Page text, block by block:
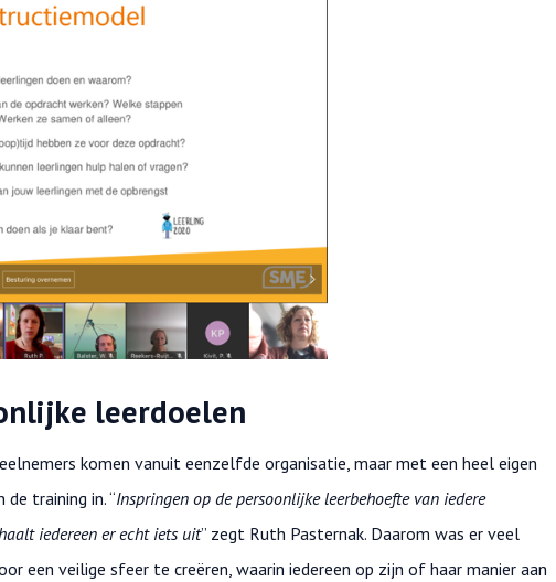
leerdoelen
komen vanuit eenzelfde organisatie, maar met een heel eigen
training in. “Inspringen op de persoonlijke leerbehoefte van iedere
iedereen er echt iets uit” zegt Ruth Pasternak. Daarom was er veel
een veilige sfeer te creëren, waarin iedereen op zijn of haar manier aan